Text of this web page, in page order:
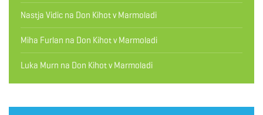
Nastja Vidic na Don Kihot v Marmoladi
Miha Furlan na Don Kihot v Marmoladi
Luka Murn na Don Kihot v Marmoladi